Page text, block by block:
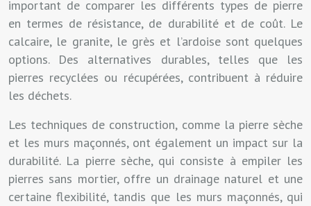
important de comparer les différents types de pierre
en termes de résistance, de durabilité et de coût. Le
calcaire, le granite, le grès et l’ardoise sont quelques
options. Des alternatives durables, telles que les
pierres recyclées ou récupérées, contribuent à réduire
les déchets.
Les techniques de construction, comme la pierre sèche
et les murs maçonnés, ont également un impact sur la
durabilité. La pierre sèche, qui consiste à empiler les
pierres sans mortier, offre un drainage naturel et une
certaine flexibilité, tandis que les murs maçonnés, qui